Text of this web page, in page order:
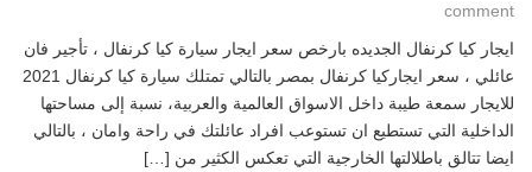
comment
ايجار كيا كرنفال الجديده بارخص سعر ايجار سيارة كيا كرنفال ، تأجير فان
عائلي ، سعر ايجاركيا كرنفال بمصر بالتالي تمتلك سيارة كيا كرنفال 2021
للايجار سمعة طيبة داخل الاسواق العالمية والعربية، نسبة إلى مساحتها
الداخلية التي تستطيع ان تستوعب افراد عائلتك في راحة وامان ، بالتالي
ايضا تتالق باطلالتها الخارجية التي تعكس الكثير من […]